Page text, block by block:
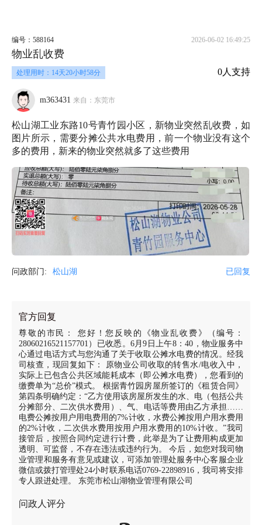
编号：588164 2026-06-02 16:49:25
物业乱收费
处理用时：14天20小时58分 0人支持
m363431 来自：东莞市
松山湖工业东路10号青竹园小区，新物业突然乱收费，如
图片所示，需要分摊公共水电费用，前一个物业没有这个
多的费用，新来的物业突然就多了这些费用
问政部门: 松山湖 已回复
官方回复
尊敬的市民： 您好！您反映的《物业乱收费》（编号：
28060216521157701）已收悉。6月9日上午8：40，物业服务中
心通过电话方式与您沟通了关于收取公摊水电费的情况。经我
司核查，现回复如下： 原物业公司收取的转售水/电收入中，
实际上已包含公共区域能耗成本（即公摊水电费），您看到的
缴费单为“总价”模式。 根据青竹园房屋所签订的《租赁合同》
第四条明确约定：“乙方使用该房屋所发生的水、电（包括公共
分摊部分、二次供水费用）、气、电话等费用由乙方承担……
电费公摊按用户用电费用的7%计收，水费公摊按用户用水费用
的2%计收，二次供水费用按用户用水费用的10%计收。”我司
接管后，按照合同约定进行计费，此举是为了让费用构成更加
透明、可监督，不存在违法或违约行为。 今后，如您对我司物
业管理和服务有意见或建议，可添加管理处服务中心客服企业
微信或拨打管理处24小时联系电话0769-22898916，我司将安排
专人跟进处理。 东莞市松山湖物业管理有限公司
问政人评分